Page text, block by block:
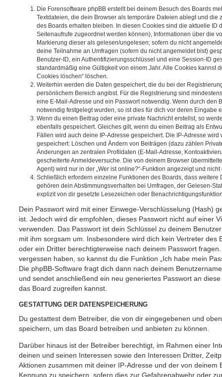
Die Forensoftware phpBB erstellt bei deinem Besuch des Boards
Textdateien, die dein Browser als temporäre Dateien ablegt und die
des Boards erhalten bleiben. In diesen Cookies sind die aktuelle ID
Seitenaufrufe zugeordnet werden können), Informationen über die
Markierung dieser als gelesen/ungelesen; sofern du nicht
deine Teilnahme an Umfragen (sofern du nicht angemeldet bist)
Benutzer-ID, ein Authentifizierungsschlüssel und eine Session-ID
standardmäßig eine Gültigkeit von einem Jahr. Alle Cookies kannst
Cookies löschen“ löschen.
Weiterhin werden die Daten gespeichert, die du bei der
persönlichem Bereich angibst. Für die Registrierung sind
eine E-Mail-Adresse und ein Passwort notwendig. Wenn durch den
notwendig festgelegt wurden, so ist dies für dich vor deren Eingabe
Wenn du einen Beitrag oder eine private Nachricht erstellst, so
ebenfalls gespeichert. Gleiches gilt, wenn du einen Beitrag als
Fällen wird auch deine IP-Adresse gespeichert. Die IP-Adresse
gespeichert: Löschen und Ändern von Beiträgen (dazu zählen
Änderungen an zentralen Profildaten (E-Mail-Adresse,
gescheiterte Anmeldeversuche. Die von deinem Browser
Agent) wird nur in der „Wer ist online?“-Funktion angezeigt und
Schließlich erfordern einzelne Funktionen des Boards, dass weitere
gehören dein Abstimmungsverhalten bei Umfragen, der Gelesen-
explizit von dir gesetzte Lesezeichen oder
Dein Passwort wird mit einer Einwege-Verschlüsselung (Hash)
ist. Jedoch wird dir empfohlen, dieses Passwort nicht auf einer
verwenden. Das Passwort ist dein Schlüssel zu deinem
mit ihm sorgsam um. Insbesondere wird dich kein Vertreter des
oder ein Dritter berechtigterweise nach deinem Passwort
vergessen haben, so kannst du die Funktion „Ich habe mein
Die phpBB-Software fragt dich dann nach deinem
und sendet anschließend ein neu generiertes Passwort an
das Board zugreifen kannst.
GESTATTUNG DER DATENSPEICHERUNG
Du gestattest dem Betreiber, die von dir eingegebenen und
speichern, um das Board betreiben und anbieten zu können.
Darüber hinaus ist der Betreiber berechtigt, im Rahmen einer
deinen und seinen Interessen sowie den Interessen Dritter,
Aktionen zusammen mit deiner IP-Adresse und der von deinem
Kennung zu speichern, sofern dies zur Gefahrenabwehr oder